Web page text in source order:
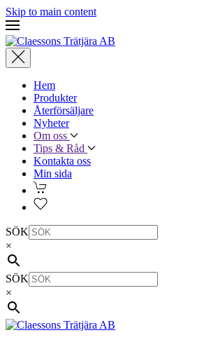
Skip to main content
Hem
Produkter
Återförsäljare
Nyheter
Om oss
Tips & Råd
Kontakta oss
Min sida
SÖK
×
SÖK
×